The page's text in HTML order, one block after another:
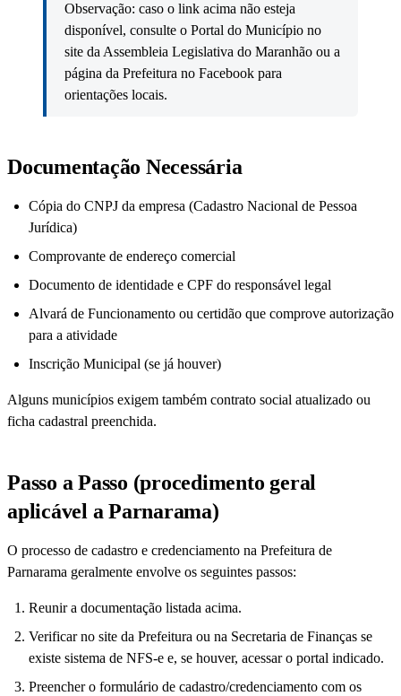
Observação: caso o link acima não esteja
disponível, consulte o Portal do Município no
site da Assembleia Legislativa do Maranhão ou a
página da Prefeitura no Facebook para
orientações locais.
Documentação Necessária
Cópia do CNPJ da empresa (Cadastro Nacional de Pessoa
Jurídica)
Comprovante de endereço comercial
Documento de identidade e CPF do responsável legal
Alvará de Funcionamento ou certidão que comprove autorização
para a atividade
Inscrição Municipal (se já houver)
Alguns municípios exigem também contrato social atualizado ou
ficha cadastral preenchida.
Passo a Passo (procedimento geral
aplicável a Parnarama)
O processo de cadastro e credenciamento na Prefeitura de
Parnarama geralmente envolve os seguintes passos:
Reunir a documentação listada acima.
Verificar no site da Prefeitura ou na Secretaria de Finanças se
existe sistema de NFS-e e, se houver, acessar o portal indicado.
Preencher o formulário de cadastro/credenciamento com os